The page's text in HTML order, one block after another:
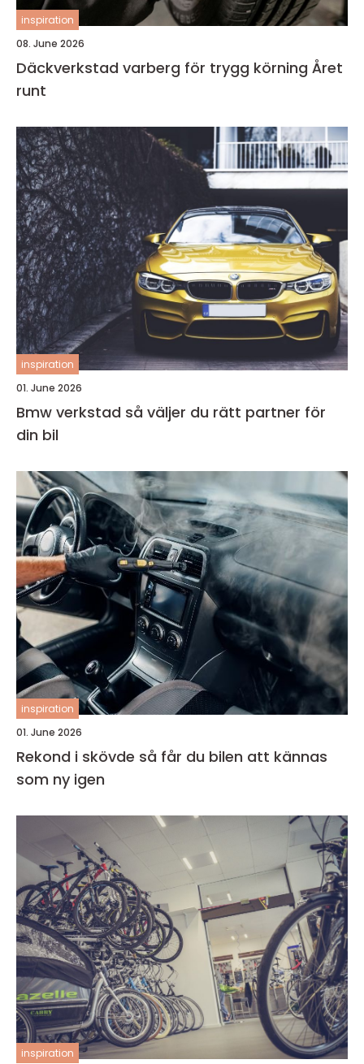
inspiration
08. June 2026
Däckverkstad varberg för trygg körning Året
runt
inspiration
01. June 2026
Bmw verkstad så väljer du rätt partner för
din bil
inspiration
01. June 2026
Rekond i skövde så får du bilen att kännas
som ny igen
inspiration